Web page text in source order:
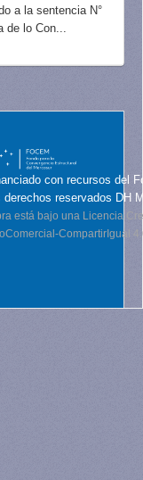
a la sentencia N°
de lo Con...
con recursos del
reservados DH
está bajo una Licencia
CompartirIgual